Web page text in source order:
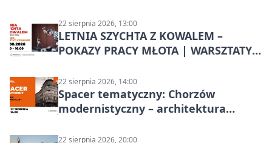
22 sierpnia 2026, 13:00
LETNIA SZYCHTA Z KOWALEM –
POKAZY PRACY MŁOTA | WARSZTATY
22 sierpnia 2026, 14:00
Spacer tematyczny: Chorzów
modernistyczny – architektura
22 sierpnia 2026, 20:00